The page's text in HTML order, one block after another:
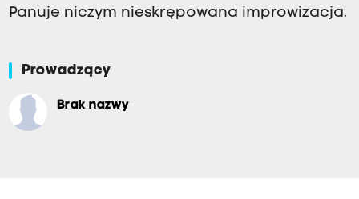
Panuje niczym nieskrępowana improwizacja.
Prowadzący
Brak nazwy